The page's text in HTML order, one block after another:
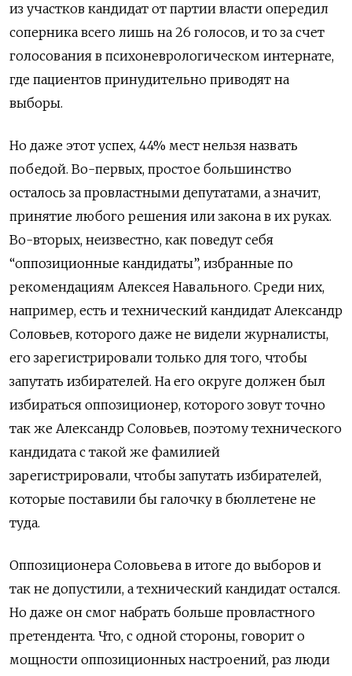
из участков кандидат от партии власти опередил
соперника всего лишь на 26 голосов, и то за счет
голосования в психоневрологическом интернате,
где пациентов принудительно приводят на
выборы.
Но даже этот успех, 44% мест нельзя назвать
победой. Во-первых, простое большинство
осталось за провластными депутатами, а значит,
принятие любого решения или закона в их руках.
Во-вторых, неизвестно, как поведут себя
“оппозиционные кандидаты”, избранные по
рекомендациям Алексея Навального. Среди них,
например, есть и технический кандидат Александр
Соловьев, которого даже не видели журналисты,
его зарегистрировали только для того, чтобы
запутать избирателей. На его округе должен был
избираться оппозиционер, которого зовут точно
так же Александр Соловьев, поэтому технического
кандидата с такой же фамилией
зарегистрировали, чтобы запутать избирателей,
которые поставили бы галочку в бюллетене не
туда.
Оппозиционера Соловьева в итоге до выборов и
так не допустили, а технический кандидат остался.
Но даже он смог набрать больше провластного
претендента. Что, с одной стороны, говорит о
мощности оппозиционных настроений, раз люди